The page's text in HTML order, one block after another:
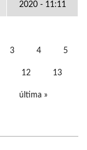
2020 - 11:11
3 4 5
12 13
última »